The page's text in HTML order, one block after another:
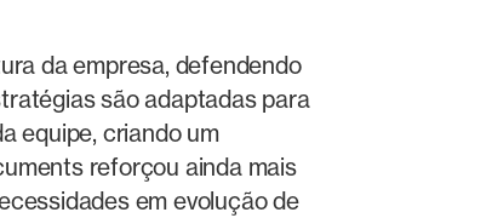
da empresa, defendendo
são adaptadas para
equipe, criando um
reforçou ainda mais
em evolução de